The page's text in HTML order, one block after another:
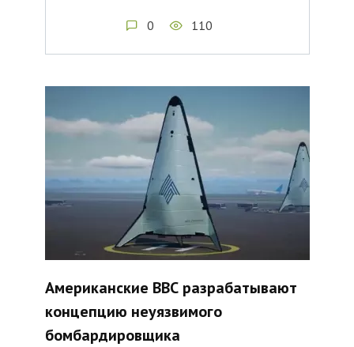
0 110
Американские ВВС разрабатывают
концепцию неуязвимого
бомбардировщика